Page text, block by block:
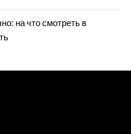
на что смотреть в